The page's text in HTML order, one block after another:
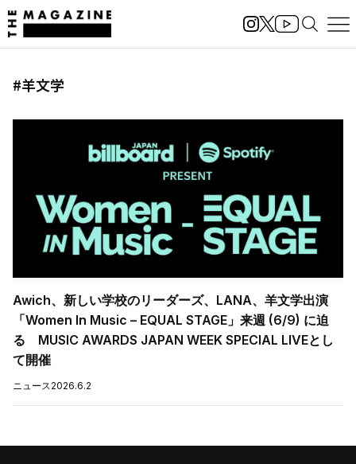
#羊文学
Awich、新しい学校のリーダーズ、LANA、羊文学出演
「Women In Music – EQUAL STAGE」来週 (6/9) に迫
る MUSIC AWARDS JAPAN WEEK SPECIAL LIVEとし
て開催
ニュース2026.6.2